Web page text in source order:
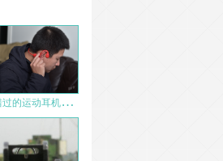
不
容错过的运动耳机——南卡NANK Runner Pro体验